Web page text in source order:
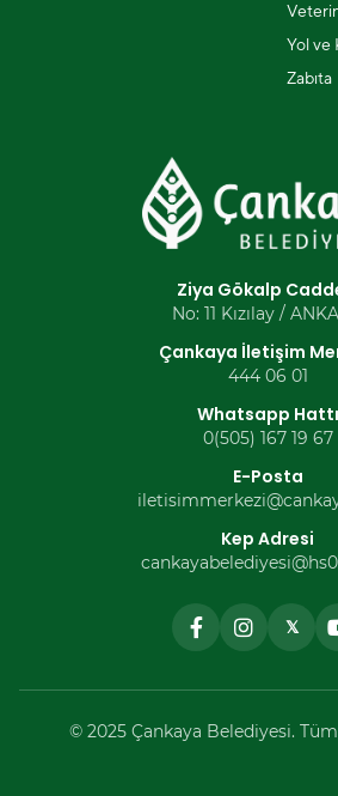
Yol ve
Zabıta
Ziya Gökalp
No: 11 Kızılay /
Çankaya İletişim
444 06 01
Whatsapp Hattı
0(505) 167 19 67
E-Posta
Kep Adresi
𝕏
© 2025 Çankaya Belediyesi. Tüm